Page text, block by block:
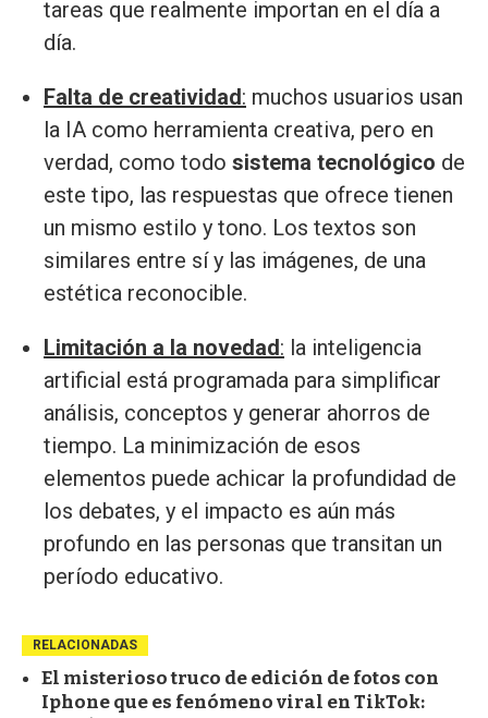
tareas que realmente importan en el día a
día.
Falta de creatividad: muchos usuarios usan
la IA como herramienta creativa, pero en
verdad, como todo sistema tecnológico de
este tipo, las respuestas que ofrece tienen
un mismo estilo y tono. Los textos son
similares entre sí y las imágenes, de una
estética reconocible.
Limitación a la novedad: la inteligencia
artificial está programada para simplificar
análisis, conceptos y generar ahorros de
tiempo. La minimización de esos
elementos puede achicar la profundidad de
los debates, y el impacto es aún más
profundo en las personas que transitan un
período educativo.
RELACIONADAS
El misterioso truco de edición de fotos con
Iphone que es fenómeno viral en TikTok: